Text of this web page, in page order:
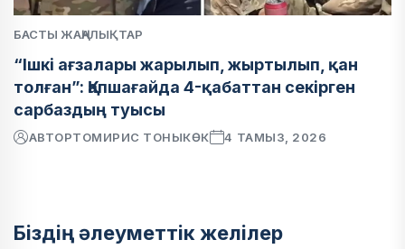
БАСТЫ ЖАҢАЛЫҚТАР
“Ішкі ағзалары жарылып, жыртылып, қан
толған”: Қапшағайда 4-қабаттан секірген
сарбаздың туысы
АВТОРТОМИРИС ТОНЫКӨК 4 ТАМЫЗ, 2026
Біздің әлеуметтік желілер